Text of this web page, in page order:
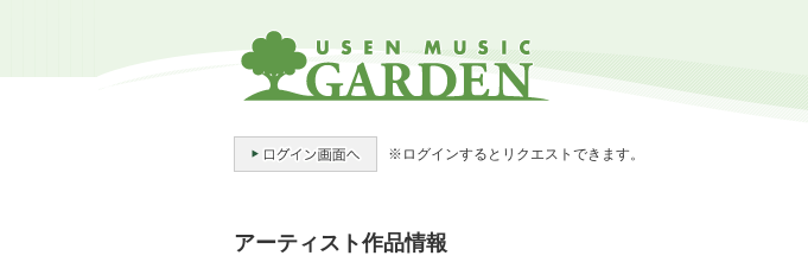
※ログインするとリクエストできます。
アーティスト作品情報